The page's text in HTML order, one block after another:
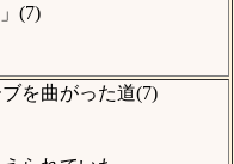
(7)
を曲がった道(7)